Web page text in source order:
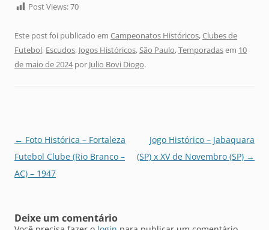
Post Views:70
Este post foi publicado em Campeonatos Históricos,Clubes de
Futebol, Escudos, Jogos Históricos,São Paulo,Temporadasem 10
de maio de 2024por Julio Bovi Diogo.
Navegação
de
posts
← Foto Histórica – Fortaleza
Futebol Clube (Rio Branco –
AC) – 1947
Jogo Histórico – Jabaquara
(SP) x XV de Novembro (SP) →
Deixe um comentário